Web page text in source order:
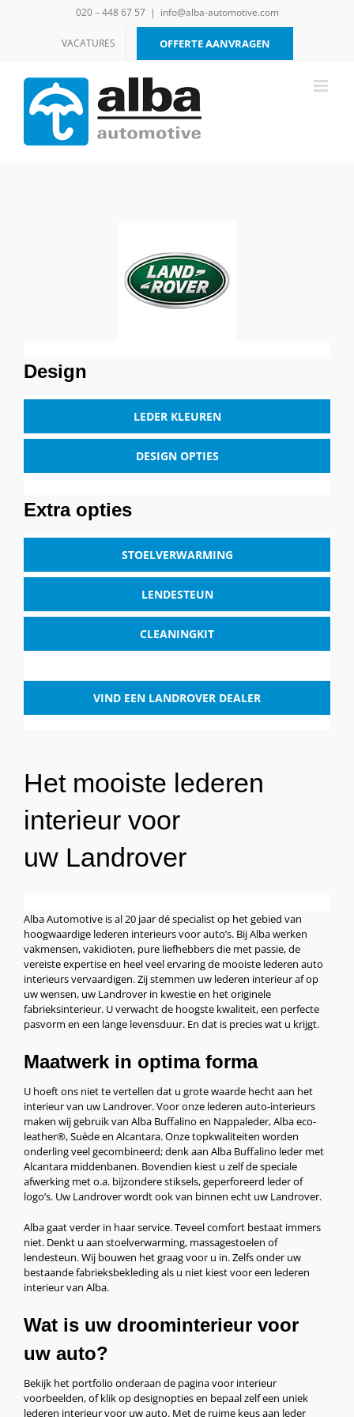
020 – 448 67 57 | info@alba-automotive.com
VACATURES OFFERTE AANVRAGEN
Design
LEDER KLEUREN
DESIGN OPTIES
Extra opties
STOELVERWARMING
LENDESTEUN
CLEANINGKIT
VIND EEN LANDROVER DEALER
Het mooiste lederen
interieur voor
uw Landrover
Alba Automotive is al 20 jaar dé specialist op het gebied van
hoogwaardige lederen interieurs voor auto’s. Bij Alba werken
vakmensen, vakidioten, pure liefhebbers die met passie, de
vereiste expertise en heel veel ervaring de mooiste lederen auto
interieurs vervaardigen. Zij stemmen uw lederen interieur af op
uw wensen, uw Landrover in kwestie en het originele
fabrieksinterieur. U verwacht de hoogste kwaliteit, een perfecte
pasvorm en een lange levensduur. En dat is precies wat u krijgt.
Maatwerk in optima forma
U hoeft ons niet te vertellen dat u grote waarde hecht aan het
interieur van uw Landrover. Voor onze lederen auto-interieurs
maken wij gebruik van Alba Buffalino en Nappaleder, Alba eco-
leather®, Suède en Alcantara. Onze topkwaliteiten worden
onderling veel gecombineerd; denk aan Alba Buffalino leder met
Alcantara middenbanen. Bovendien kiest u zelf de speciale
afwerking met o.a. bijzondere stiksels, geperforeerd leder of
logo’s. Uw Landrover wordt ook van binnen echt uw Landrover.
Alba gaat verder in haar service. Teveel comfort bestaat immers
niet. Denkt u aan stoelverwarming, massagestoelen of
lendesteun. Wij bouwen het graag voor u in. Zelfs onder uw
bestaande fabrieksbekleding als u niet kiest voor een lederen
interieur van Alba.
Wat is uw droominterieur voor
uw auto?
Bekijk het portfolio onderaan de pagina voor interieur
voorbeelden, of klik op designopties en bepaal zelf een uniek
lederen interieur voor uw auto. Met de ruime keus aan leder